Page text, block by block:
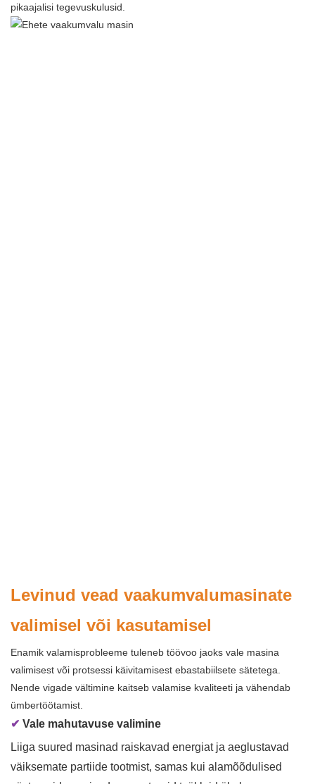
pikaajalisi tegevuskulusid.
Levinud vead vaakumvalumasinate
valimisel või kasutamisel
Enamik valamisprobleeme tuleneb töövoo jaoks vale masina
valimisest või protsessi käivitamisest ebastabiilsete sätetega.
Nende vigade vältimine kaitseb valamise kvaliteeti ja vähendab
ümbertöötamist.
✔ Vale mahutavuse valimine
Liiga suured masinad raiskavad energiat ja aeglustavad
väiksemate partiide tootmist, samas kui alamõõdulised